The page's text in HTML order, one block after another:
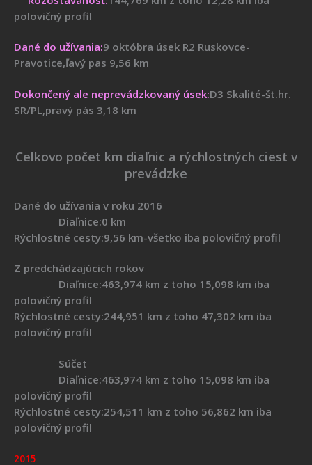
polovičný profil
Dané do užívania:9 októbra úsek R2 Ruskovce-
Pravotice,ľavý pas 9,56 km
Dokončený ale neprevádzkovaný úsek:D3 Skalité-št.hr.
SR/PL,pravý pás 3,18 km
Celkovo počet km diaľnic a rýchlostných ciest v
prevádzke
Dané do užívania v roku 2016
Diaľnice:0 km
Rýchlostné cesty:9,56 km-všetko iba polovičný profil
Z predchádzajúcich rokov
Diaľnice:463,974 km z toho 15,098 km iba
polovičný profil
Rýchlostné cesty:244,951 km z toho 47,302 km iba
polovičný profil
Súčet
Diaľnice:463,974 km z toho 15,098 km iba
polovičný profil
Rýchlostné cesty:254,511 km z toho 56,862 km iba
polovičný profil
2015